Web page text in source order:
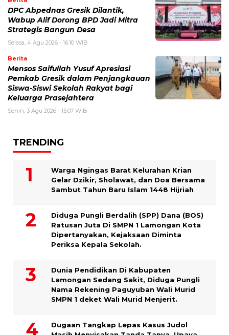
DPC Abpednas Gresik Dilantik,
Wabup Alif Dorong BPD Jadi Mitra
Strategis Bangun Desa
Selasa, 4 Agu 2026 - 16:10 WIB
Berita
Mensos Saifullah Yusuf Apresiasi
Pemkab Gresik dalam Penjangkauan
Siswa-Siswi Sekolah Rakyat bagi
Keluarga Prasejahtera
Senin, 3 Agu 2026 - 15:07 WIB
TRENDING
Warga Ngingas Barat Kelurahan Krian
Gelar Dzikir, Sholawat, dan Doa Bersama
Sambut Tahun Baru Islam 1448 Hijriah
Diduga Pungli Berdalih (SPP) Dana (BOS)
Ratusan Juta Di SMPN 1 Lamongan Kota
Dipertanyakan, Kejaksaan Diminta
Periksa Kepala Sekolah.
Dunia Pendidikan Di Kabupaten
Lamongan Sedang Sakit, Diduga Pungli
Nama Rekening Paguyuban Wali Murid
SMPN 1 deket Wali Murid Menjerit.
Dugaan Tangkap Lepas Kasus Judol